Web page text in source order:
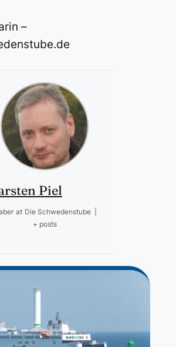
–
Piel
at Die Schwedenstube
+ posts